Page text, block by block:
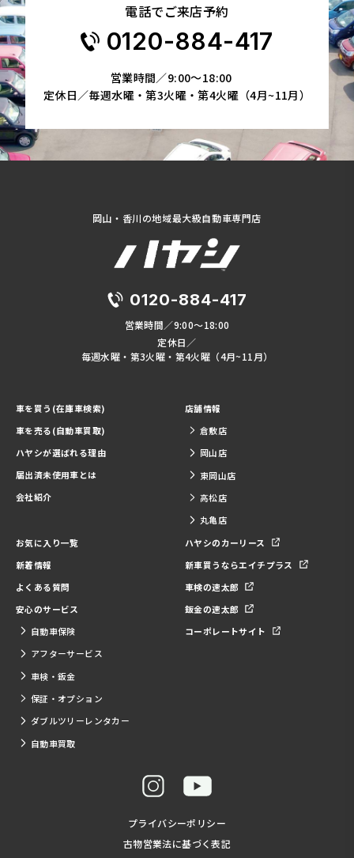
電話でご来店予約
0120-884-417
営業時間／9:00～18:00
定休日／毎週水曜・第3火曜・第4火曜（4月~11月）
岡山・香川の地域最大級自動車専門店
0120-884-417
営業時間／9:00～18:00
定休日／
毎週水曜・第3火曜・第4火曜（4月~11月）
車を買う(在庫車検索)
車を売る(自動車買取)
ハヤシが選ばれる理由
届出済未使用車とは
会社紹介
店舗情報
倉敷店
岡山店
東岡山店
高松店
丸亀店
お気に入り一覧
新着情報
よくある質問
安心のサービス
自動車保険
アフターサービス
車検・鈑金
保証・オプション
ダブルツリーレンタカー
自動車買取
ハヤシのカーリース
新車買うならエイチプラス
車検の速太郎
鈑金の速太郎
コーポレートサイト
プライバシーポリシー
古物営業法に基づく表記